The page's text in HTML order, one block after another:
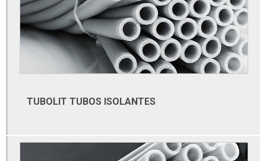
Conexões para tubos de aço carbono
Conexões sanitárias
Conexões sanitárias em aço inox
Conexões tubo galvanizado
TUBOLIT TUBOS ISOLANTES